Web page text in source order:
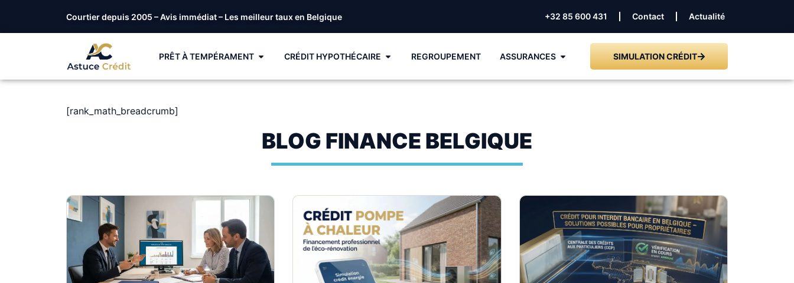
Courtier depuis 2005 – Avis immédiat – Les meilleur taux en Belgique +32 85 600 431 Contact Actualité
PRÊT À TEMPÉRAMENT CRÉDIT HYPOTHÉCAIRE REGROUPEMENT ASSURANCES SIMULATION CRÉDIT
[rank_math_breadcrumb]
BLOG FINANCE BELGIQUE